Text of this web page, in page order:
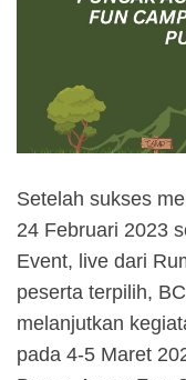
Setelah sukses
24 Februari 2023
Event, live dari
peserta terpilih,
melanjutkan
pada 4-5 Maret